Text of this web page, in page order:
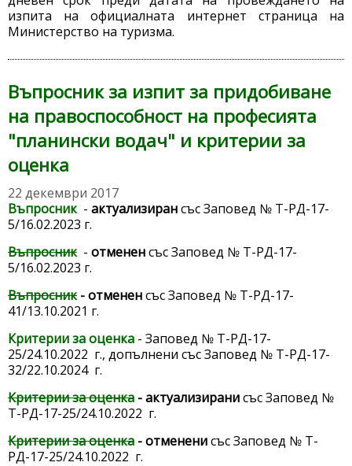
изпита на официалната интернет страница на
Министерство на туризма.
Въпросник за изпит за придобиване
на правоспособност на професията
"планински водач" и критерии за
оценка
22 декември 2017
Въпросник - актуализирансъс Заповед № Т-РД-17-
5/16.02.2023 г.
Въпросник- отмененсъс Заповед № Т-РД-17-
5/16.02.2023 г.
Въпросник- отмененсъс Заповед № Т-РД-17-
41/13.10.2021 г.
Критерии за оценка - Заповед № Т-РД-17-
25/24.10.2022 г., допълнени със Заповед № Т-РД-17-
32/22.10.2024 г.
Критерии за оценка - актуализиранисъс Заповед №
Т-РД-17-25/24.10.2022 г.
Критерии за оценка - отмененисъс Заповед № Т-
РД-17-25/24.10.2022 г.